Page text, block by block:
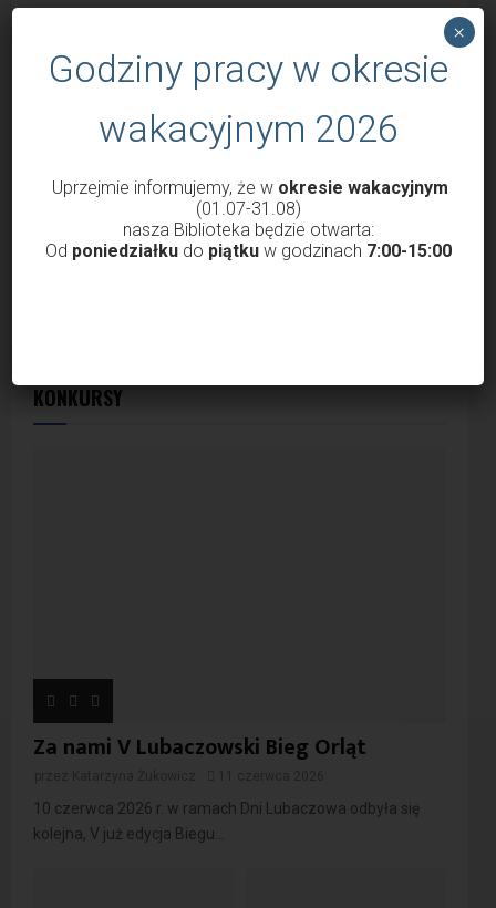
KONKURSY
Za nami V Lubaczowski Bieg Orląt
10 czerwca 2026 r. w ramach Dni Lubaczowa odbyła się
kolejna, V już edycja Biegu...
Godziny pracy w okresie
wakacyjnym 2026
Uprzejmie informujemy, że w okresie wakacyjnym
(01.07-31.08)
nasza Biblioteka będzie otwarta:
Od poniedziałkudo piątkuw godzinach 7:00-15:00
×